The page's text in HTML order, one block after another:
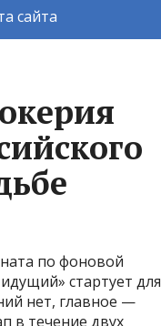
сайта
по фоновой
стартует для
нет, главное —
в течение двух